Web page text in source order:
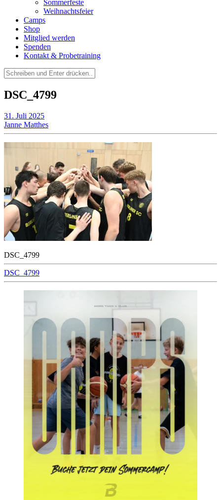
Sommerfeste
Weihnachtsfeier
Camps
Shop
Mitglied werden
Spenden
Kontakt & Probetraining
Suchen
nach:
DSC_4799
31. Juli 2025
Janne Matthes
DSC_4799
Beitragsnavigation
DSC_4799